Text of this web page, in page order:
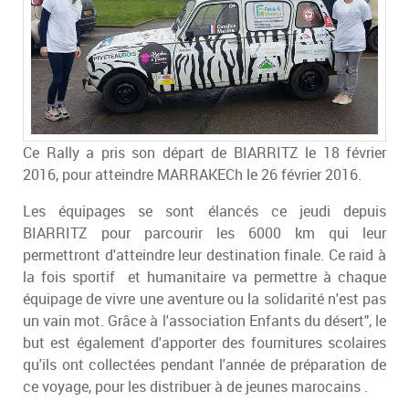
Ce Rally a pris son départ de BIARRITZ le 18 février
2016, pour atteindre MARRAKECh le 26 février 2016.
Les équipages se sont élancés ce jeudi depuis
BIARRITZ pour parcourir les 6000 km qui leur
permettront d'atteindre leur destination finale. Ce raid à
la fois sportif et humanitaire va permettre à chaque
équipage de vivre une aventure ou la solidarité n'est pas
un vain mot. Grâce à l'association Enfants du désert", le
but est également d'apporter des fournitures scolaires
qu'ils ont collectées pendant l'année de préparation de
ce voyage, pour les distribuer à de jeunes marocains .